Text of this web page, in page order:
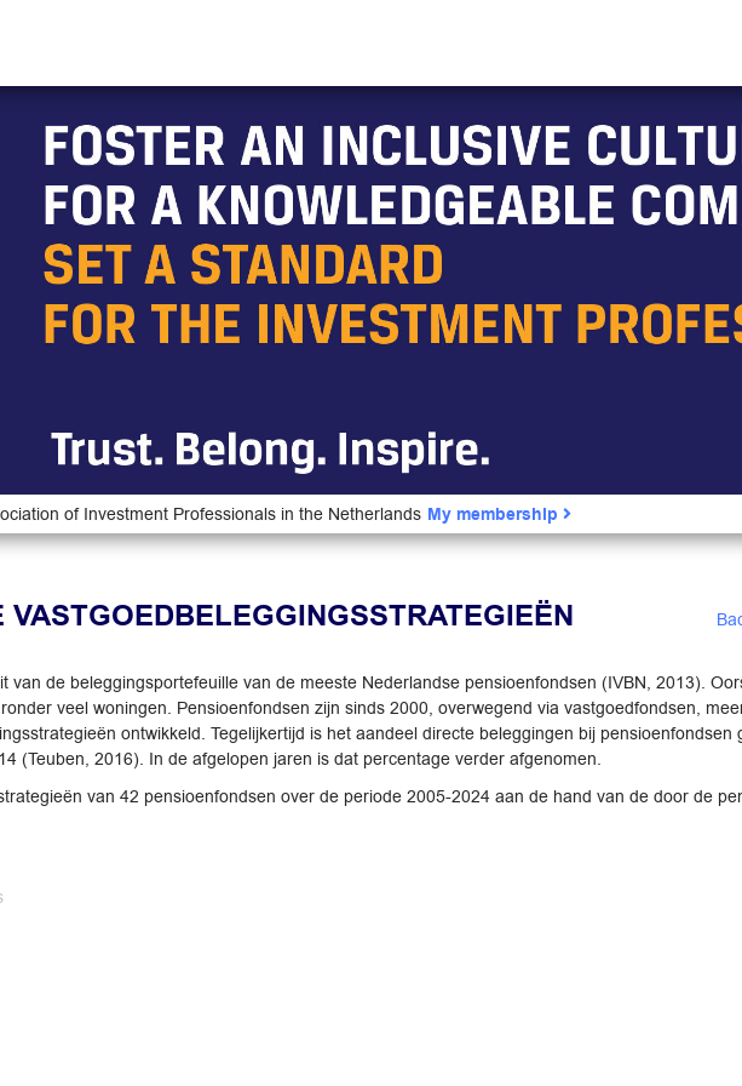
of Investment Professionals in the Netherlands My membership
de beleggingsportefeuille van de meeste Nederlandse pensioenfondsen (IVBN, 2013).
veel woningen. Pensioenfondsen zijn sinds 2000, overwegend via vastgoedfondsen,
ontwikkeld. Tegelijkertijd is het aandeel directe beleggingen bij pensioenfondsen
(Teuben, 2016). In de afgelopen jaren is dat percentage verder afgenomen.
van 42 pensioenfondsen over de periode 2005-2024 aan de hand van de door de